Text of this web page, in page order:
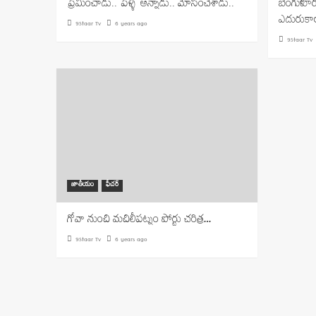
ప్రేమించాడు.. పెళ్ళి అన్నాడు.. మోసంచేశాడు..
9Staar Tv 6 years ago
9Staar Tv
జాతీయం ఫీచర్
గోవా నుంచి మచిలీపట్నం పోర్టు చరిత్ర…
9Staar Tv 6 years ago